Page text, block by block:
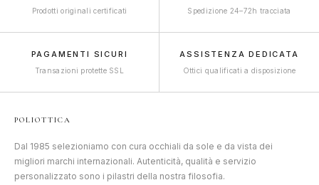
Prodotti originali certificati Spedizione 24–72h tracciata
PAGAMENTI SICURI
Transazioni protette SSL
ASSISTENZA DEDICATA
Ottici qualificati a disposizione
POLIOTTICA
Dal 1985 selezioniamo con cura occhiali da sole e da vista dei
migliori marchi internazionali. Autenticità, qualità e servizio
personalizzato sono i pilastri della nostra filosofia.